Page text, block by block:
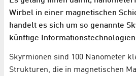
Wirbel in einer magnetischen
handelt es sich um so genannte
künftige
Skyrmionen sind 100 Nanometer
Strukturen, die in magnetischen